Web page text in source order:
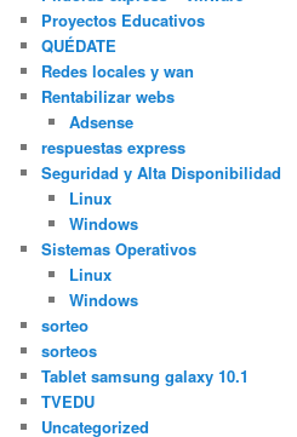
Proyectos Educativos
QUÉDATE
Redes locales y wan
Rentabilizar webs
Adsense
respuestas express
Seguridad y Alta Disponibilidad
Linux
Windows
Sistemas Operativos
Linux
Windows
sorteo
sorteos
Tablet samsung galaxy 10.1
TVEDU
Uncategorized